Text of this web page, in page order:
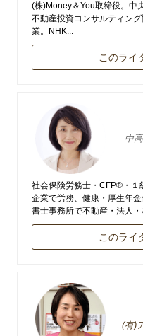
(株)Money＆You取締役。中
不動産投資コンサルティン
業。NHK...
このライ
中
社会保険労務士・CFP®・１
企業で労務、健康・厚生年
書士事務所で不動産・法人・
このライ
(有)